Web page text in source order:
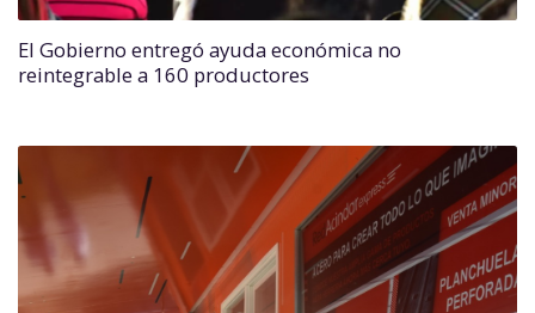
El Gobierno entregó ayuda económica no
reintegrable a 160 productores